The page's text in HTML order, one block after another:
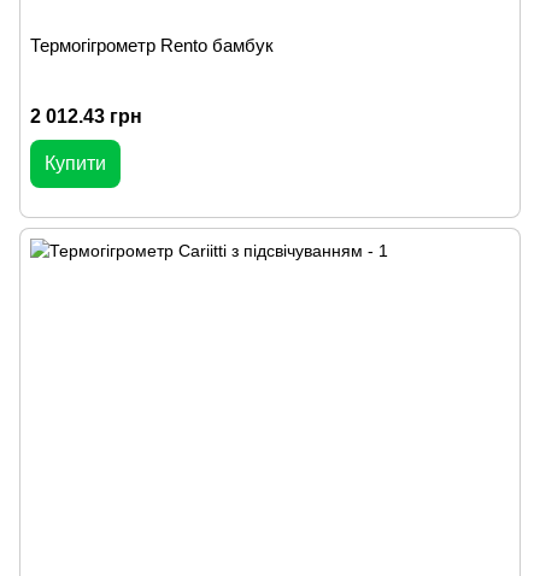
Термогігрометр Rento бамбук
2 012.43 грн
Купити